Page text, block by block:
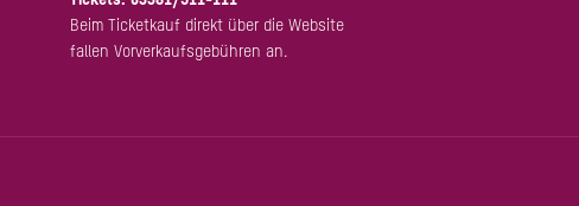
Beim Ticketkauf direkt über die Website
fallen Vorverkaufsgebühren an.